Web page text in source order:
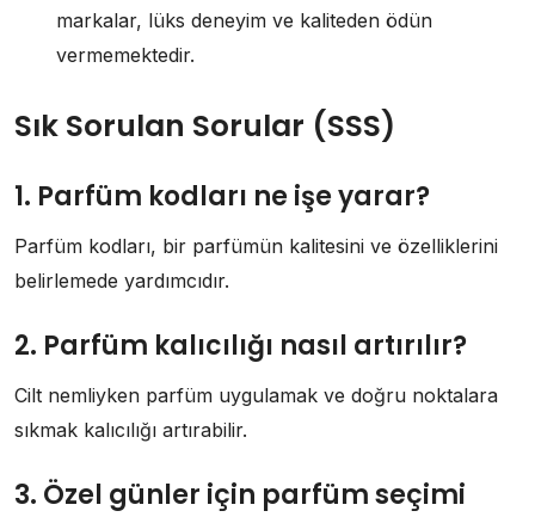
markalar, lüks deneyim ve kaliteden ödün
vermemektedir.
Sık Sorulan Sorular (SSS)
1. Parfüm kodları ne işe yarar?
Parfüm kodları, bir parfümün kalitesini ve özelliklerini
belirlemede yardımcıdır.
2. Parfüm kalıcılığı nasıl artırılır?
Cilt nemliyken parfüm uygulamak ve doğru noktalara
sıkmak kalıcılığı artırabilir.
3. Özel günler için parfüm seçimi